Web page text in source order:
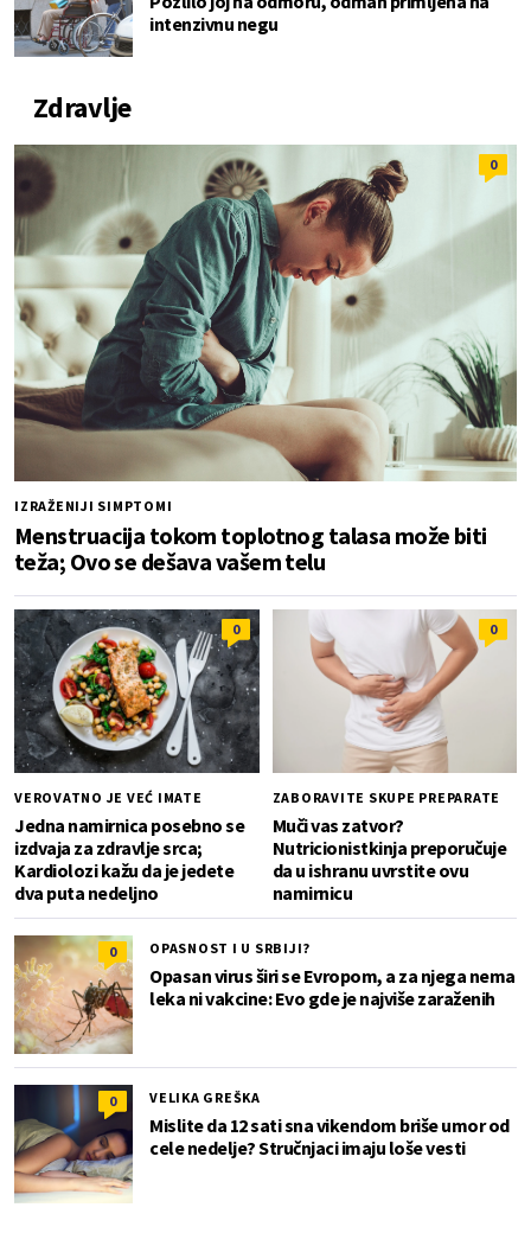
intenzivnu negu
Zdravlje
0
IZRAŽENIJI SIMPTOMI
Menstruacija tokom toplotnog talasa može biti
teža; Ovo se dešava vašem telu
0
VEROVATNO JE VEĆ IMATE
Jedna namirnica posebno se
izdvaja za zdravlje srca;
Kardiolozi kažu da je jedete
dva puta nedeljno
0
ZABORAVITE SKUPE PREPARATE
Muči vas zatvor?
Nutricionistkinja preporučuje
da u ishranu uvrstite ovu
namirnicu
0 OPASNOST I U SRBIJI?
Opasan virus širi se Evropom, a za njega nema
leka ni vakcine: Evo gde je najviše zaraženih
0 VELIKA GREŠKA
Mislite da 12 sati sna vikendom briše umor od
cele nedelje? Stručnjaci imaju loše vesti